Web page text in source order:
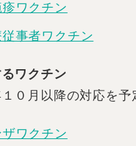
ワクチン
事者ワクチン
ワクチン
０月以降の対応を予
ワクチン